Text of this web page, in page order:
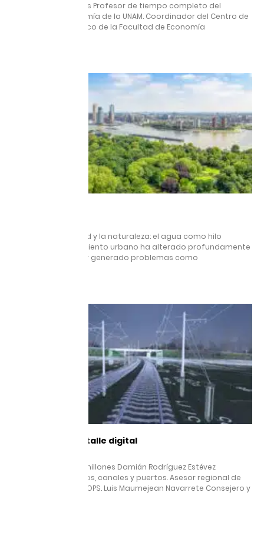
Enrique Dussel Peters Profesor de tiempo completo del
Posgrado en Economía de la UNAM. Coordinador del Centro de
Estudios China-México de la Facultad de Economía
Reconciliar la ciudad y la naturaleza: el agua como hilo
conductor El crecimiento urbano ha alterado profundamente
los ciclos del agua y generado problemas como
La gestión de detalle digital
el 1% que ahorraría millones Damián Rodríguez Estévez
Ingeniero de caminos, canales y puertos. Asesor regional de
Infraestructuras UNOPS. Luis Maumejean Navarrete Consejero y